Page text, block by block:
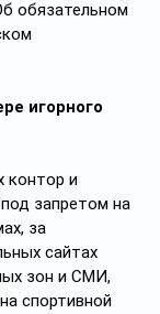
обязательном
игорного
контор и
запретом на
за
сайтах
зон и СМИ,
спортивной